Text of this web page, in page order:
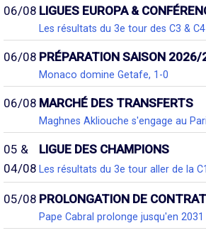
06/08 LIGUES EUROPA &
Les résultats du 3e tour des C3 & C4
06/08 PRÉPARATION SAISON 2026/
Monaco domine Getafe, 1-0
06/08 MARCHÉ DES TRANSFERTS
Maghnes Akliouche s'engage au
05 &
04/08
LIGUE DES CHAMPIONS
Les résultats du 3e tour aller de la C1
05/08 PROLONGATION DE CONTRAT
Pape Cabral prolonge jusqu'en 2031